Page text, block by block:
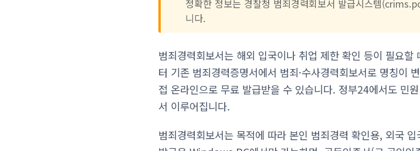
정확한 정보는 경찰청 범죄경력회보서 발급시스템
니다.
범죄경력회보서는 해외 입국이나 취업 제한 확인 등이 필요
터 기존 범죄경력증명서에서 범죄·수사경력회보서로 명칭이
접 온라인으로 무료 발급받을 수 있습니다. 정부24에서도 민
서 이루어집니다.
범죄경력회보서는 목적에 따라 본인 범죄경력 확인용, 외국